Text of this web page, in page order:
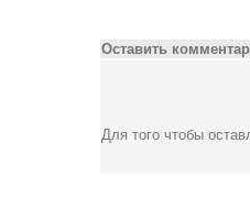
Оставить
Для того чтобы